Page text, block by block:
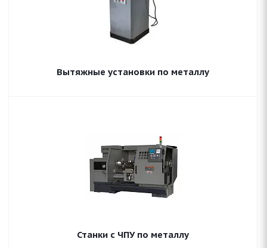
Вытяжные установки по металлу
Станки с ЧПУ по металлу